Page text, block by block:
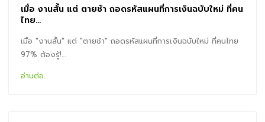
เมื่อ งานสั้น แต่ ตายช้า ถอดรหัสแผนที่การเงินฉบับใหม่ ที่คน
ไทย…
เมื่อ "งานสั้น" แต่ "ตายช้า" ถอดรหัสแผนที่การเงินฉบับใหม่ ที่คนไทย
97% ต้องรู้!…
อ่านต่อ...